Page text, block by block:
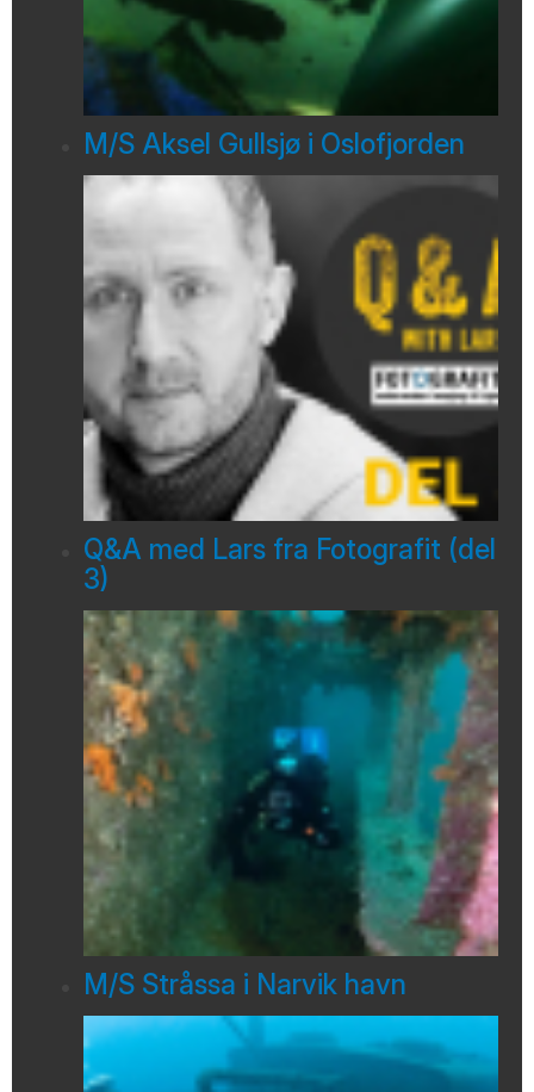
M/S Aksel Gullsjø i Oslofjorden
Q&A med Lars fra Fotografit (del
3)
M/S Stråssa i Narvik havn